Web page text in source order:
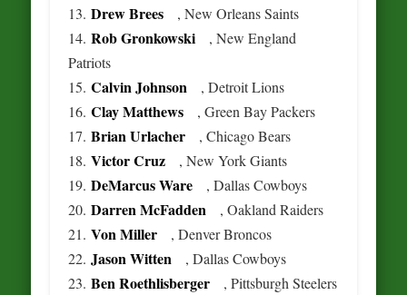
13.Drew Brees
, New Orleans Saints
14.Rob Gronkowski
, New England
Patriots
15.Calvin Johnson
, Detroit Lions
16.Clay Matthews
, Green Bay Packers
17.Brian Urlacher
, Chicago Bears
18.Victor Cruz
, New York Giants
19.DeMarcus Ware
, Dallas Cowboys
20.Darren McFadden
, Oakland Raiders
21.Von Miller
, Denver Broncos
22.Jason Witten
, Dallas Cowboys
23.Ben Roethlisberger
, Pittsburgh Steelers